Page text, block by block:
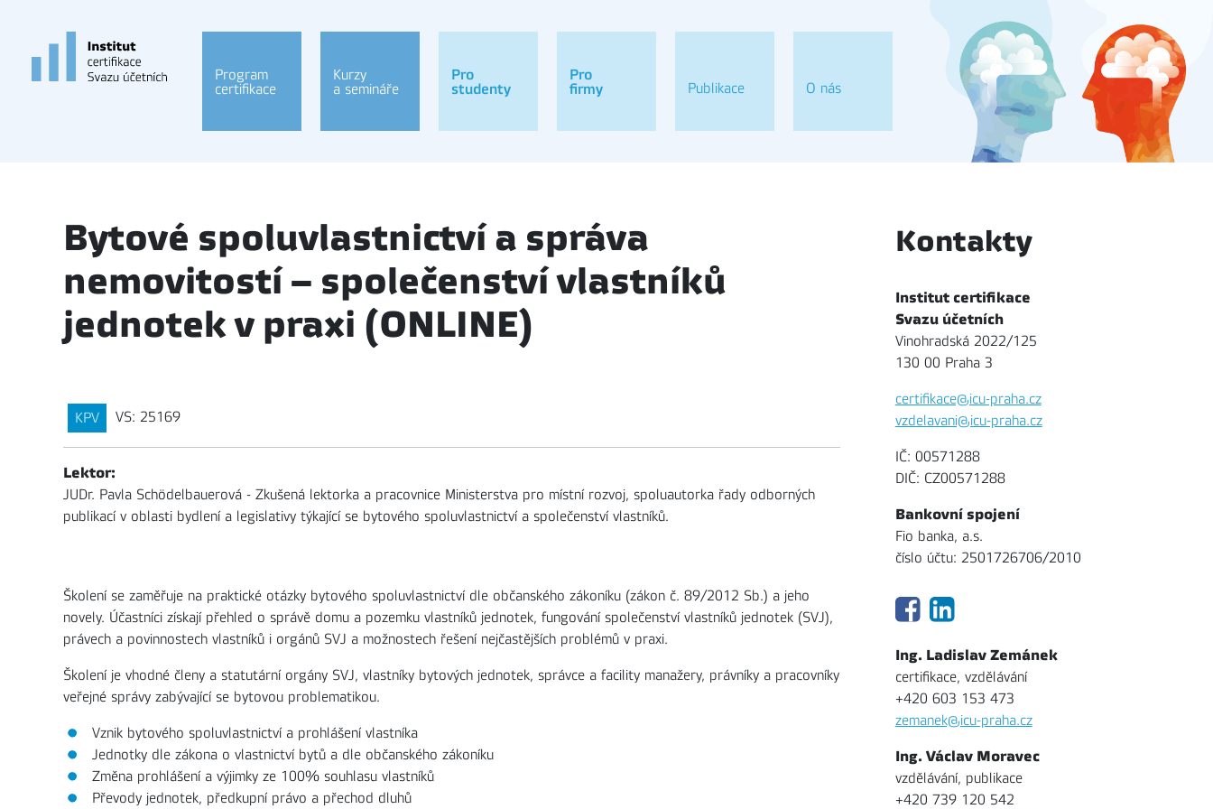
Program
certifikace
Kurzy
a semináře
Pro
studenty
Pro
firmy
Publikace O nás
Bytové spoluvlastnictví a správa
nemovitostí – společenství vlastníků
jednotek v praxi (ONLINE)
KPV VS: 25169
Lektor:
JUDr. Pavla Schödelbauerová - Zkušená lektorka a pracovnice Ministerstva pro místní rozvoj, spoluautorka řady odborných
publikací v oblasti bydlení a legislativy týkající se bytového spoluvlastnictví a společenství vlastníků.
Školení se zaměřuje na praktické otázky bytového spoluvlastnictví dle občanského zákoníku (zákon č. 89/2012 Sb.) a jeho
novely. Účastníci získají přehled o správě domu a pozemku vlastníků jednotek, fungování společenství vlastníků jednotek (SVJ),
právech a povinnostech vlastníků i orgánů SVJ a možnostech řešení nejčastějších problémů v praxi.
Školení je vhodné členy a statutární orgány SVJ, vlastníky bytových jednotek, správce a facility manažery, právníky a pracovníky
veřejné správy zabývající se bytovou problematikou.
Vznik bytového spoluvlastnictví a prohlášení vlastníka
Jednotky dle zákona o vlastnictví bytů a dle občanského zákoníku
Změna prohlášení a výjimky ze 100% souhlasu vlastníků
Převody jednotek, předkupní právo a přechod dluhů
Kontakty
Institut certifikace
Svazu účetních
Vinohradská 2022/125
130 00 Praha 3
certifikace@icu-praha.cz
vzdelavani@icu-praha.cz
IČ: 00571288
DIČ: CZ00571288
Bankovní spojení
Fio banka, a.s.
číslo účtu: 2501726706/2010
Ing. Ladislav Zemánek
certifikace, vzdělávání
+420 603 153 473
zemanek@icu-praha.cz
Ing. Václav Moravec
vzdělávání, publikace
+420 739 120 542